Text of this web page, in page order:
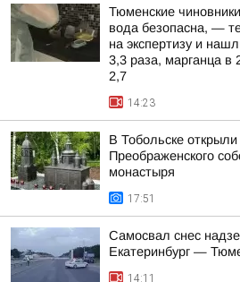
Тюменские
вода безопасна, —
на экспертизу и
3,3 раза, марганца в
2,7
14:23
В Тобольске
Преображенского
монастыря
17:51
Самосвал снес
Екатеринбург —
14:11